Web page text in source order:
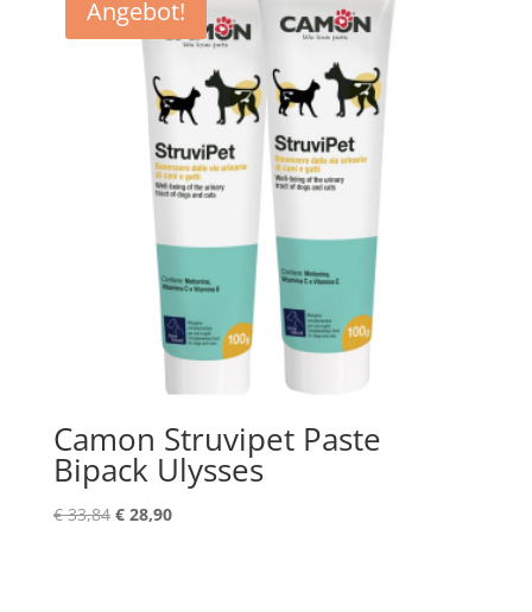
Angebot!
Camon Struvipet Paste
Bipack Ulysses
€33,84 Ursprünglicher
€28,90Aktueller